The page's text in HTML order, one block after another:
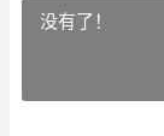
没有了！